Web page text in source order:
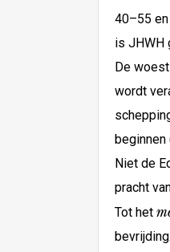
40–55
is JHWH
De
wordt
beginnen
Niet de
pracht
Tot het